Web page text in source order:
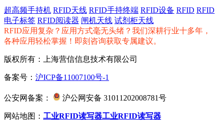
超高频手持机 RFID天线 RFID手持终端 RFID设备 RFID RFID
电子标签 RFID阅读器 闸机天线 试剂柜天线
RFID应用复杂？应用方式毫无头绪？我们深耕行业十多年，
各种应用轻松掌握！即刻咨询获取专属建议。
版权所有：上海营信信息技术有限公司
备案号： 沪ICP备11007100号-1
公安网备案： 沪公网安备 31011202008781号
网站地图： 工业RFID读写器工业RFID读写器